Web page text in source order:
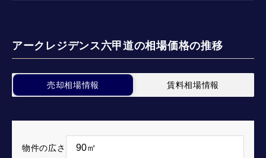
アークレジデンス六甲道の相場価格の推移
売却相場情報 賃料相場情報
物件の広さ